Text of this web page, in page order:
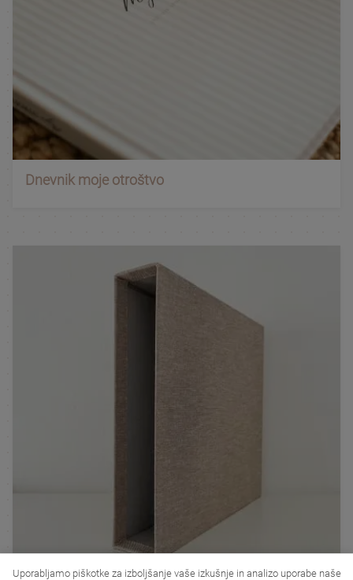
Uporabljamo piškotke za izboljšanje vaše izkušnje in analizo uporabe naše
Dnevnik moje otroštvo